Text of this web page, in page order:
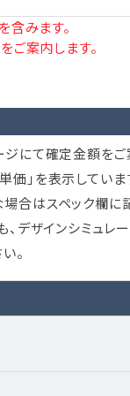
みます。
案内します。
にて確定金額をご
」を表示していま
合はスペック欄に
、デザインシミュレ
。